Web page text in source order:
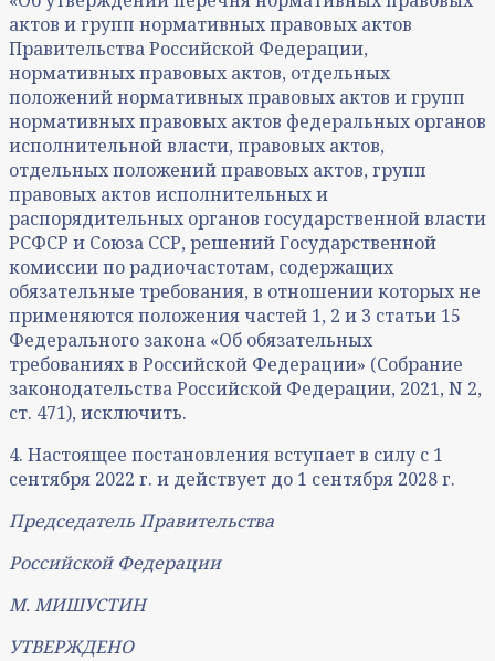
актов и групп нормативных правовых актов
Правительства Российской Федерации,
нормативных правовых актов, отдельных
положений нормативных правовых актов и групп
нормативных правовых актов федеральных органов
исполнительной власти, правовых актов,
отдельных положений правовых актов, групп
правовых актов исполнительных и
распорядительных органов государственной власти
РСФСР и Союза ССР, решений Государственной
комиссии по радиочастотам, содержащих
обязательные требования, в отношении которых не
применяются положения частей 1, 2 и 3 статьи 15
Федерального закона «Об обязательных
требованиях в Российской Федерации» (Собрание
законодательства Российской Федерации, 2021, N 2,
ст. 471), исключить.
4. Настоящее постановления вступает в силу с 1
сентября 2022 г. и действует до 1 сентября 2028 г.
Председатель Правительства
Российской Федерации
М. МИШУСТИН
УТВЕРЖДЕНО